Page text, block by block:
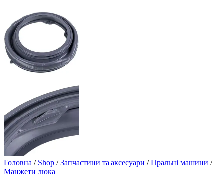
Головна / Shop / Запчастини та аксесуари / Пральні машини /
Манжети люка